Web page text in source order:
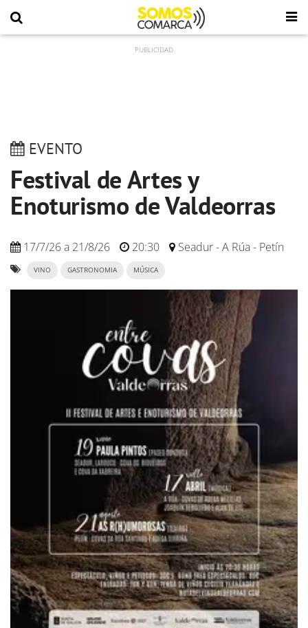
EVENTO
Festival de Artes y
Enoturismo de Valdeorras
17/7/26a 21/8/26 20:30 Seadur - A Rúa - Petín
VINO GASTRONOMIA MÚSICA